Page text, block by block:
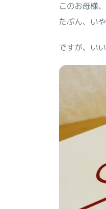
このお母様
たぶん、い
ですが、い